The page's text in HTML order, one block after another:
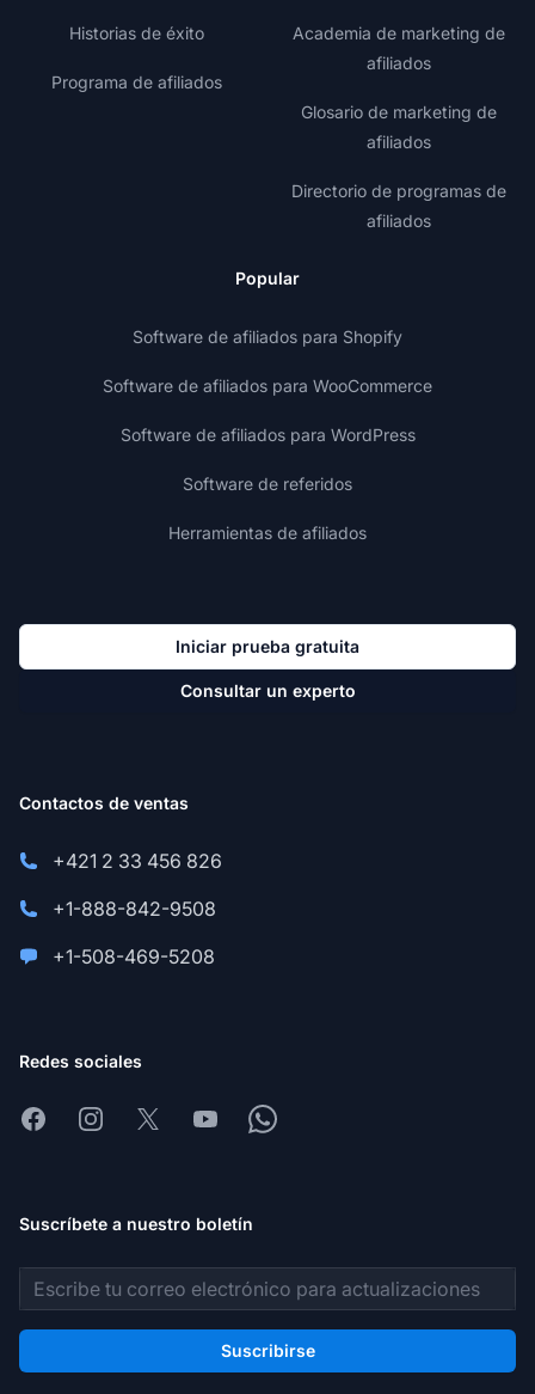
Historias de éxito
Programa de afiliados
Academia de marketing de
afiliados
Glosario de marketing de
afiliados
Directorio de programas de
afiliados
Popular
Software de afiliados para Shopify
Software de afiliados para WooCommerce
Software de afiliados para WordPress
Software de referidos
Herramientas de afiliados
Iniciar prueba gratuita
Consultar un experto
Contactos de ventas
+421 2 33 456 826
+1-888-842-9508
+1-508-469-5208
Redes sociales
FacebookInstagram
X YoutubeWhatsapp
Suscríbete a nuestro boletín
Dirección de correo electrónico
Suscribirse